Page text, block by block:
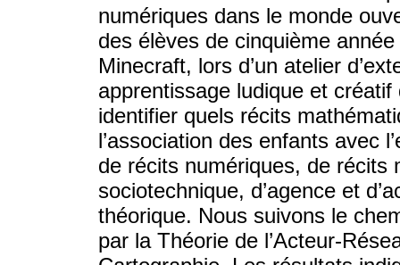
numériques dans le monde
des élèves de cinquième
Minecraft, lors d’un atelier
apprentissage ludique et
identifier quels récits
l’association des enfants avec
de récits numériques, de récits
sociotechnique, d’agence et
théorique. Nous suivons le
par la Théorie de l’Acteur-